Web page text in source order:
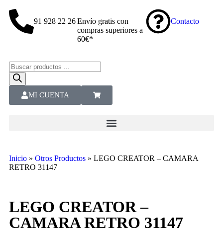
91 928 22 26Envío gratis con
compras superiores a
60€*
Contacto
MI CUENTA
Inicio » Otros Productos » LEGO CREATOR – CAMARA
RETRO 31147
LEGO CREATOR –
CAMARA RETRO 31147